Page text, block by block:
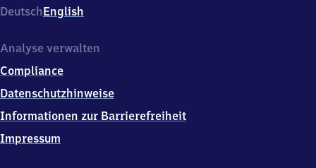
Hauptstr.
4,
1
0
9
DeutschEnglish
Analyse verwalten
Compliance
Datenschutzhinweise
Informationen zur Barrierefreiheit
Impressum